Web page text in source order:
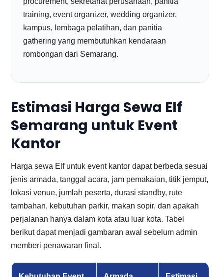
training, event organizer, wedding organizer,
kampus, lembaga pelatihan, dan panitia
gathering yang membutuhkan kendaraan
rombongan dari Semarang.
Estimasi Harga Sewa Elf
Semarang untuk Event
Kantor
Harga sewa Elf untuk event kantor dapat berbeda sesuai
jenis armada, tanggal acara, jam pemakaian, titik jemput,
lokasi venue, jumlah peserta, durasi standby, rute
tambahan, kebutuhan parkir, makan sopir, dan apakah
perjalanan hanya dalam kota atau luar kota. Tabel
berikut dapat menjadi gambaran awal sebelum admin
memberi penawaran final.